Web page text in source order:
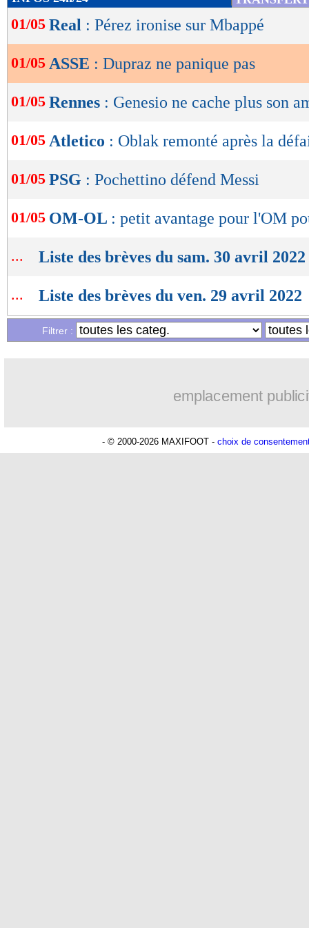
de
lecture
OK
01/05 Real : Pérez ironise sur Mbappé
01/05 ASSE : Dupraz ne panique pas
01/05 Rennes : Genesio ne cache plus son
01/05 Atletico : Oblak remonté après la
01/05 PSG : Pochettino défend Messi
01/05 OM-OL : petit avantage pour l'OM
... Liste des brèves du sam. 30 avril 2022
... Liste des brèves du ven. 29 avril 2022
Filtrer :
emplacement
- © 2000-2026 MAXIFOOT - choix de